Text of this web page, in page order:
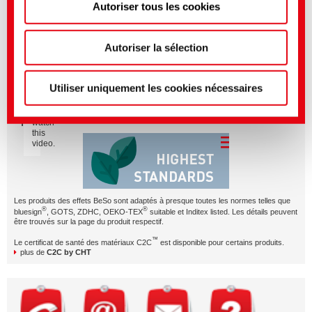
Vous pouvez effectuer des réglages plus précis ici ou
dans notrepolitique de confidentialité.(Mentions
Autoriser tous les cookies
Autoriser la sélection
Utiliser uniquement les cookies nécessaires
Please
Marketing
cookies
watch
this
video.
BeSoEFFECTIVE - Une sélection de produits
éprouvée
Les produits des effets BeSo sont adaptés à presque toutes les normes telles que
bluesign® , GOTS, ZDHC, OEKO-TEX® suitable et Inditex listed. Les détails peuvent
être trouvés sur la page du produit respectif.
Le certificat de santé des matériaux C2C™ est disponible pour certains produits.
plus de C2C by CHT